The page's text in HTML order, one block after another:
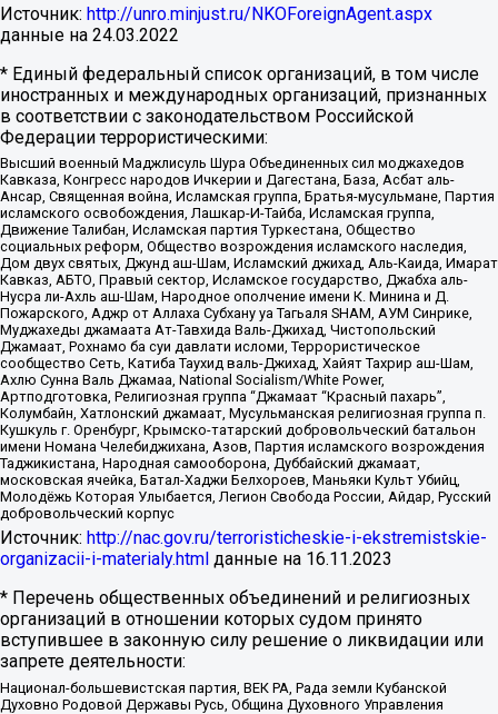
Источник: http://unro.minjust.ru/NKOForeignAgent.aspx
данные на 24.03.2022
* Единый федеральный список организаций, в том числе
иностранных и международных организаций, признанных
в соответствии с законодательством Российской
Федерации террористическими:
Высший военный Маджлисуль Шура Объединенных сил моджахедов
Кавказа, Конгресс народов Ичкерии и Дагестана, База, Асбат аль-
Ансар, Священная война, Исламская группа, Братья-мусульмане, Партия
исламского освобождения, Лашкар-И-Тайба, Исламская группа,
Движение Талибан, Исламская партия Туркестана, Общество
социальных реформ, Общество возрождения исламского наследия,
Дом двух святых, Джунд аш-Шам, Исламский джихад, Аль-Каида, Имарат
Кавказ, АБТО, Правый сектор, Исламское государство, Джабха аль-
Нусра ли-Ахль аш-Шам, Народное ополчение имени К. Минина и Д.
Пожарского, Аджр от Аллаха Субхану уа Тагьаля SHAM, АУМ Синрике,
Муджахеды джамаата Ат-Тавхида Валь-Джихад, Чистопольский
Джамаат, Рохнамо ба суи давлати исломи, Террористическое
сообщество Сеть, Катиба Таухид валь-Джихад, Хайят Тахрир аш-Шам,
Ахлю Сунна Валь Джамаа, National Socialism/White Power,
Артподготовка, Религиозная группа “Джамаат “Красный пахарь”,
Колумбайн, Хатлонский джамаат, Мусульманская религиозная группа п.
Кушкуль г. Оренбург, Крымско-татарский добровольческий батальон
имени Номана Челебиджихана, Азов, Партия исламского возрождения
Таджикистана, Народная самооборона, Дуббайский джамаат,
московская ячейка, Батал-Хаджи Белхороев, Маньяки Культ Убийц,
Молодёжь Которая Улыбается, Легион Свобода России, Айдар, Русский
добровольческий корпус
Источник: http://nac.gov.ru/terroristicheskie-i-ekstremistskie-
organizacii-i-materialy.html данные на 16.11.2023
* Перечень общественных объединений и религиозных
организаций в отношении которых судом принято
вступившее в законную силу решение о ликвидации или
запрете деятельности:
Национал-большевистская партия, ВЕК РА, Рада земли Кубанской
Духовно Родовой Державы Русь, Община Духовного Управления